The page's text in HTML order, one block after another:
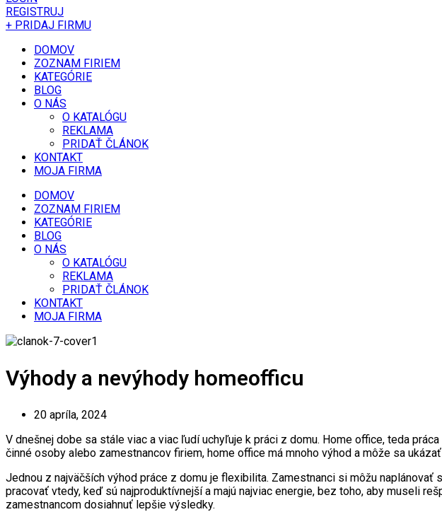
REGISTRUJ
+ PRIDAJ FIRMU
DOMOV
ZOZNAM FIRIEM
KATEGÓRIE
BLOG
O NÁS
O KATALÓGU
REKLAMA
PRIDAŤ ČLÁNOK
KONTAKT
MOJA FIRMA
DOMOV
ZOZNAM FIRIEM
KATEGÓRIE
BLOG
O NÁS
O KATALÓGU
REKLAMA
PRIDAŤ ČLÁNOK
KONTAKT
MOJA FIRMA
Výhody a nevýhody homeofficu
20 apríla, 2024
V dnešnej dobe sa stále viac a viac ľudí uchyľuje k práci z domu. Home office, teda
činné osoby alebo zamestnancov firiem, home office má mnoho výhod a môže sa
Jednou z najväčších výhod práce z domu je flexibilita. Zamestnanci si môžu
pracovať vtedy, keď sú najproduktívnejší a majú najviac energie, bez toho, aby museli
zamestnancom dosiahnuť lepšie výsledky.